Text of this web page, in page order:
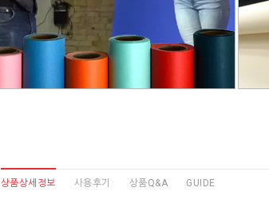
상품상세정보 사용후기 상품Q&A GUIDE